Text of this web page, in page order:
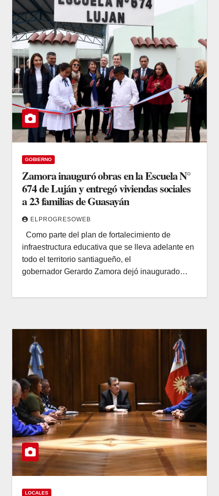
GOBIERNO
Zamora inauguró obras en la Escuela N°
674 de Luján y entregó viviendas sociales
a 23 familias de Guasayán
ELPROGRESOWEB
Como parte del plan de fortalecimiento de
infraestructura educativa que se lleva adelante en
todo el territorio santiagueño, el
gobernador Gerardo Zamora dejó inaugurado…
LOCALES